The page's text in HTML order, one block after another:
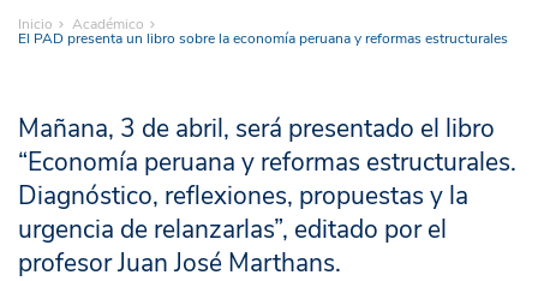
Inicio Académico
El PAD presenta un libro sobre la economía peruana y reformas estructurales
Mañana, 3 de abril, será presentado el libro
“Economía peruana y reformas estructurales.
Diagnóstico, reflexiones, propuestas y la
urgencia de relanzarlas”, editado por el
profesor Juan José Marthans.